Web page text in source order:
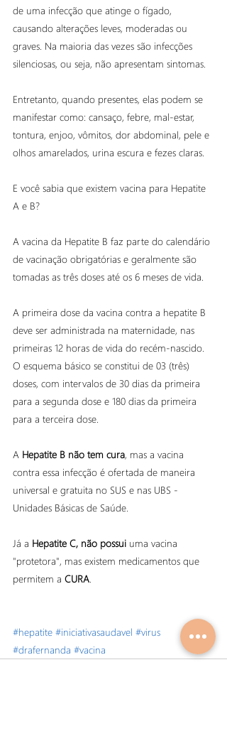
de uma infecção que atinge o fígado,
causando alterações leves, moderadas ou
graves. Na maioria das vezes são infecções
silenciosas, ou seja, não apresentam sintomas.
Entretanto, quando presentes, elas podem se
manifestar como: cansaço, febre, mal-estar,
tontura, enjoo, vômitos, dor abdominal, pele e
olhos amarelados, urina escura e fezes claras.
E você sabia que existem vacina para Hepatite
A e B?
A vacina da Hepatite B faz parte do calendário
de vacinação obrigatórias e geralmente são
tomadas as três doses até os 6 meses de vida.
A primeira dose da vacina contra a hepatite B
deve ser administrada na maternidade, nas
primeiras 12 horas de vida do recém-nascido.
O esquema básico se constitui de 03 (três)
doses, com intervalos de 30 dias da primeira
para a segunda dose e 180 dias da primeira
para a terceira dose.
A Hepatite B não tem cura, mas a vacina
contra essa infecção é ofertada de maneira
universal e gratuita no SUS e nas UBS -
Unidades Básicas de Saúde.
Já a Hepatite C, não possui uma vacina
"protetora", mas existem medicamentos que
permitem a CURA.
#hepatite #iniciativasaudavel #virus
#drafernanda #vacina